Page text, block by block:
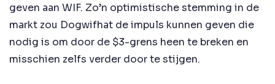
geven aan WIF. Zo’n optimistische stemming in de
markt zou Dogwifhat de impuls kunnen geven die
nodig is om door de $3-grens heen te breken en
misschien zelfs verder door te stijgen.